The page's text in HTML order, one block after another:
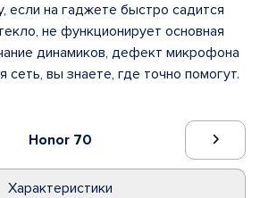
Honor 70
Характеристики
если на гаджете быстро садится
не функционирует основная
динамиков, дефект микрофона
сеть, вы знаете, где точно помогут.